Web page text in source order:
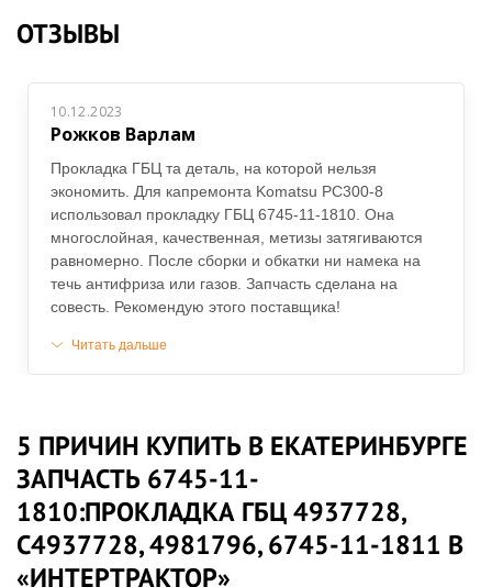
ОТЗЫВЫ
10.12.2023
Рожков Варлам
Прокладка ГБЦ та деталь, на которой нельзя
экономить. Для капремонта Komatsu PC300-8
использовал прокладку ГБЦ 6745-11-1810. Она
многослойная, качественная, метизы затягиваются
равномерно. После сборки и обкатки ни намека на
течь антифриза или газов. Запчасть сделана на
совесть. Рекомендую этого поставщика!
Читать дальше
5 ПРИЧИН КУПИТЬ В ЕКАТЕРИНБУРГЕ
ЗАПЧАСТЬ 6745-11-
1810:ПРОКЛАДКА ГБЦ 4937728,
С4937728, 4981796, 6745-11-1811 В
«ИНТЕРТРАКТОР»